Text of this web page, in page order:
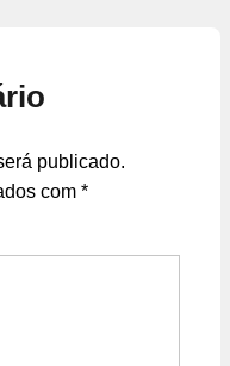
publicado.
com *